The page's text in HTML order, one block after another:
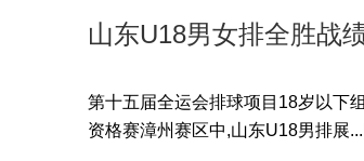
山东U18男女排全胜战
第十五届全运会排球项目18岁以下
资格赛漳州赛区中,山东U18男排展...